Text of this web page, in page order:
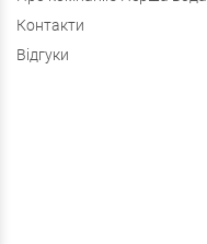
Контакти
Відгуки